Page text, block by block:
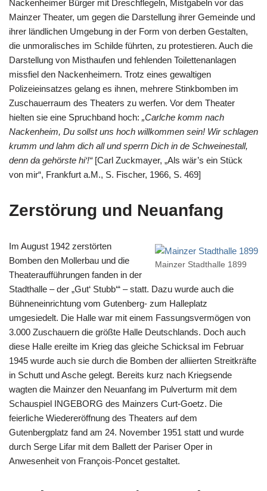
Nackenheimer Bürger mit Dreschflegeln, Mistgabeln vor das
Mainzer Theater, um gegen die Darstellung ihrer Gemeinde und
ihrer ländlichen Umgebung in der Form von derben Gestalten,
die unmoralisches im Schilde führten, zu protestieren. Auch die
Darstellung von Misthaufen und fehlenden Toilettenanlagen
missfiel den Nackenheimern. Trotz eines gewaltigen
Polizeieinsatzes gelang es ihnen, mehrere Stinkbomben im
Zuschauerraum des Theaters zu werfen. Vor dem Theater
hielten sie eine Spruchband hoch: „Carlche komm nach
Nackenheim, Du sollst uns hoch willkommen sein! Wir schlagen
krumm und lahm dich all und sperrn Dich in de Schweinestall,
denn da gehörste hi‘!“[Carl Zuckmayer, „Als wär’s ein Stück
von mir“, Frankfurt a.M., S. Fischer, 1966, S. 469]
Zerstörung und Neuanfang
Mainzer Stadthalle 1899
Im August 1942 zerstörten
Bomben den Mollerbau und die
Theateraufführungen fanden in der
Stadthalle – der „Gut‘ Stubb‘“ – statt. Dazu wurde auch die
Bühneneinrichtung vom Gutenberg- zum Halleplatz
umgesiedelt. Die Halle war mit einem Fassungsvermögen von
3.000 Zuschauern die größte Halle Deutschlands. Doch auch
diese Halle ereilte im Krieg das gleiche Schicksal im Februar
1945 wurde auch sie durch die Bomben der alliierten Streitkräfte
in Schutt und Asche gelegt. Bereits kurz nach Kriegsende
wagten die Mainzer den Neuanfang im Pulverturm mit dem
Schauspiel INGEBORG des Mainzers Curt-Goetz. Die
feierliche Wiedereröffnung des Theaters auf dem
Gutenbergplatz fand am 24. November 1951 statt und wurde
durch Serge Lifar mit dem Ballett der Pariser Oper in
Anwesenheit von François-Poncet gestaltet.